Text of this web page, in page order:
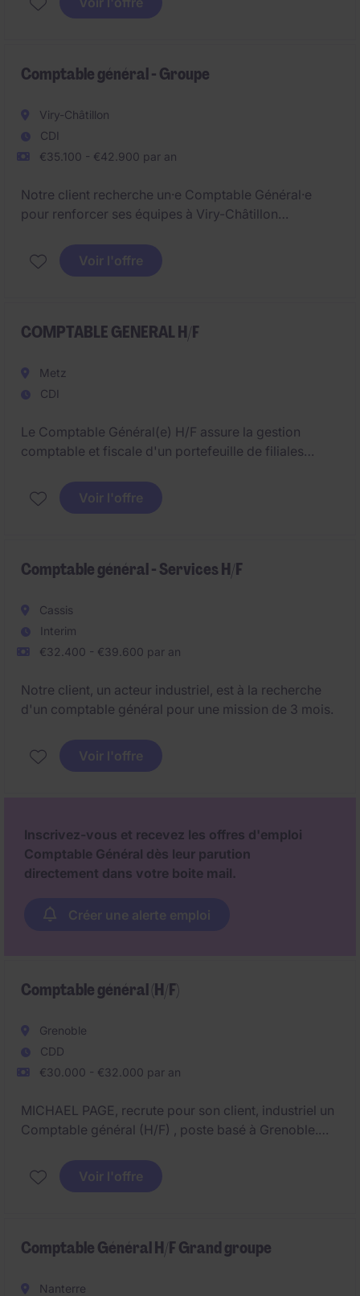
l'opportunité de participer à un projet majeur de
Comptable général - Groupe
Viry-Châtillon
CDI
€35.100 - €42.900 par an
Notre client recherche un·e Comptable Général·e
pour renforcer ses équipes à Viry-Châtillon
pilotage financier et à la fiabilité des comptes. Basé·e
à Viry-Châtillon (Essonne), le/la Comptable Général·e
Voir l'offre
COMPTABLE GENERAL H/F
Metz
CDI
Le Comptable Général(e) H/F assure la gestion
comptable et fiscale d'un portefeuille de filiales
expertise comptable, une appétence pour la fiscalité
et une forte capacité à travailler avec des
Voir l'offre
Comptable général - Services H/F
Cassis
Interim
€32.400 - €39.600 par an
Notre client, un acteur industriel, est à la recherche
d'un comptable général pour une mission de 3 mois.
Voir l'offre
Inscrivez-vous et recevez les offres d'emploi
Comptable Général dès leur parution
directement dans votre boite mail.
Créer une alerte emploi
Comptable général (H/F)
Grenoble
CDD
€30.000 - €32.000 par an
MICHAEL PAGE, recrute pour son client, industriel un
Comptable général (H/F) , poste basé à Grenoble.
Il s'agit d'un poste en interim de 3 mois / ou CDD.
Voir l'offre
Comptable Général H/F Grand groupe
Nanterre